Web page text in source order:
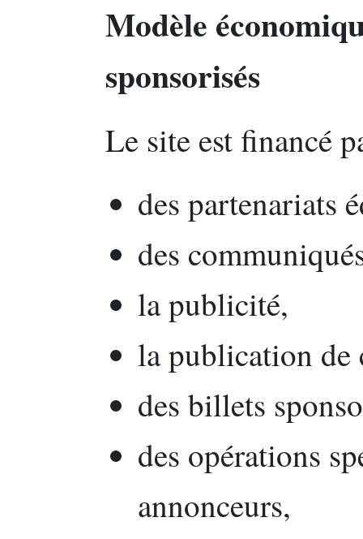
Modèle
sponsorisés
Le site est financé
des partenariats
des
la publicité,
la publication de
des billets
des opérations
annonceurs,